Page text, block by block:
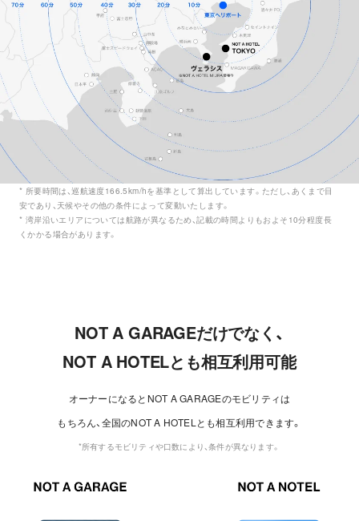
* 所要時間は、巡航速度166.5km/hを基準として算出しています。ただし、あくまで目
安であり、天候やその他の条件によって変動いたします。
* 湾岸沿いエリアについては航路が異なるため、記載の時間よりもおよそ10分程度長
くかかる場合があります。
NOT A GARAGEだけでなく、
NOT A HOTELとも相互利用可能
オーナーになるとNOT A GARAGEのモビリティは
もちろん、全国のNOT A HOTELとも相互利用できます。
*所有するモビリティや口数により、条件が異なります。